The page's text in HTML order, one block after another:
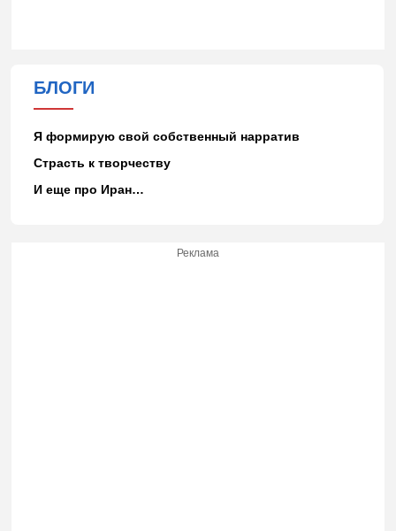
БЛОГИ
Я формирую свой собственный нарратив
Страсть к творчеству
И еще про Иран…
Реклама